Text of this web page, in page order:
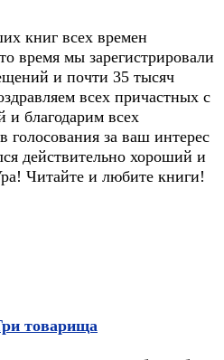
книг всех времен
время мы зарегистрировали
и почти 35 тысяч
всех причастных с
и благодарим всех
голосования за ваш интерес
действительно хороший и
Читайте и любите книги!
товарища